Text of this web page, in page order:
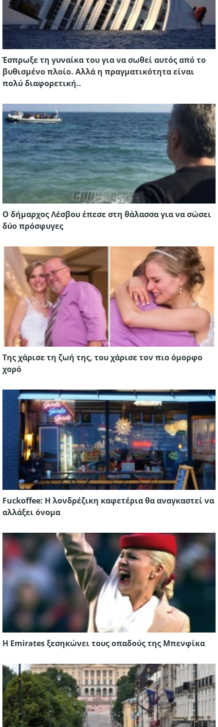
Έσπρωξε τη γυναίκα του για να σωθεί αυτός από το
βυθισμένο πλοίο. Αλλά η πραγματικότητα είναι
πολύ διαφορετική..
Ο δήμαρχος Λέσβου έπεσε στη θάλασσα για να σώσει
δύο πρόσφυγες
Της χάρισε τη ζωή της, του χάρισε τον πιο όμορφο
χορό
Fuckoffee: Η λονδρέζικη καφετέρια θα αναγκαστεί να
αλλάξει όνομα
Η Emirates ξεσηκώνει τους οπαδούς της Μπενφίκα